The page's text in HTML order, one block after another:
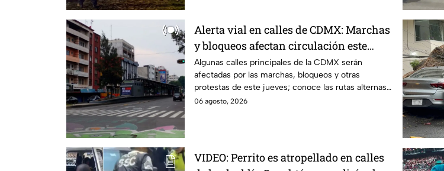
Alerta vial en calles de CDMX: Marchas
y bloqueos afectan circulación este
jueves; rutas alternas
Algunas calles principales de la CDMX serán
afectadas por las marchas, bloqueos y otras
protestas de este jueves; conoce las rutas alternas y
evita el tráfico.
06 agosto, 2026
VIDEO: Perrito es atropellado en calles